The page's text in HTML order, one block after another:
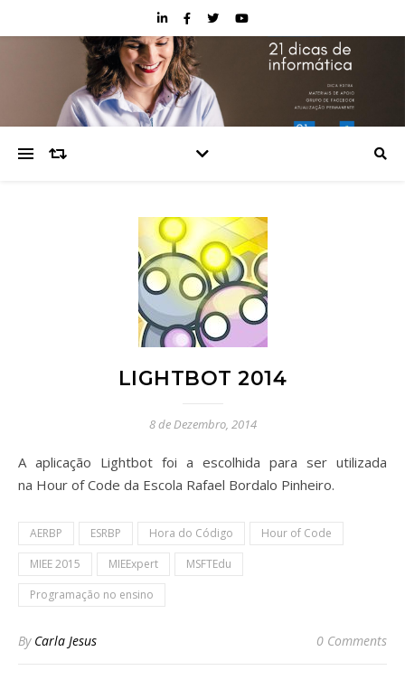
LIGHTBOT 2014
8 de Dezembro, 2014
A aplicação Lightbot foi a escolhida para ser utilizada
na Hour of Code da Escola Rafael Bordalo Pinheiro.
AERBP ESRBP Hora do Código
Hour of Code
MIEE 2015
MIEExpert
MSFTEdu
Programação no ensino
By Carla Jesus 0 Comments